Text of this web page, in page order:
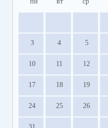
3 4 5
10 11 12
17 18 19
24 25 26